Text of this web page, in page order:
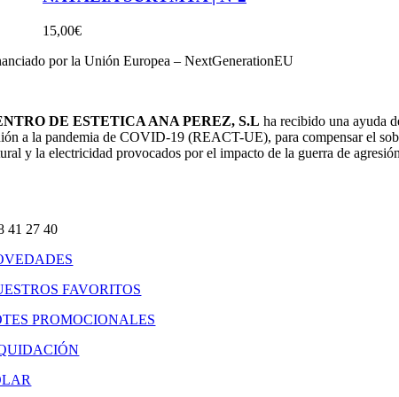
15,00€
por la Unión Europea – NextGenerationEU
DE ESTETICA ANA PEREZ, S.L ha recibido una ayuda
a la pandemia de COVID-19 (REACT-UE), para compensar el
y la electricidad provocados por el impacto de la guerra de
41 27 40
FAVORITOS
PROMOCIONALES